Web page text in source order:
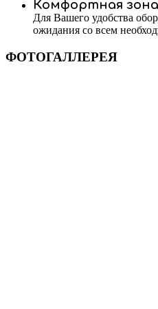
Комфортная
Для Вашего удобства
ожидания со всем
ФОТОГАЛЛЕРЕЯ